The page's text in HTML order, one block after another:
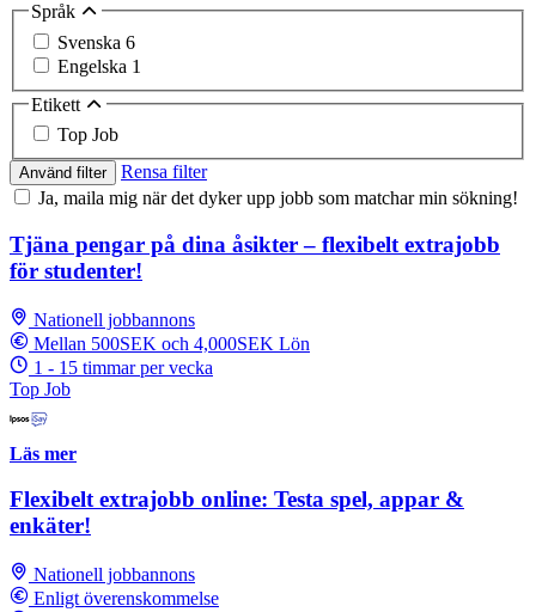
Språk
Svenska 6
Engelska 1
Etikett
Top Job
Använd filter
Rensa filter
Ja, maila mig när det dyker upp jobb som matchar min sökning!
Tjäna pengar på dina åsikter – flexibelt extrajobb
för studenter!
Nationell jobbannons
Mellan 500SEK och 4,000SEK Lön
1 - 15 timmar per vecka
Top Job
Läs mer
Flexibelt extrajobb online: Testa spel, appar &
enkäter!
Nationell jobbannons
Enligt överenskommelse